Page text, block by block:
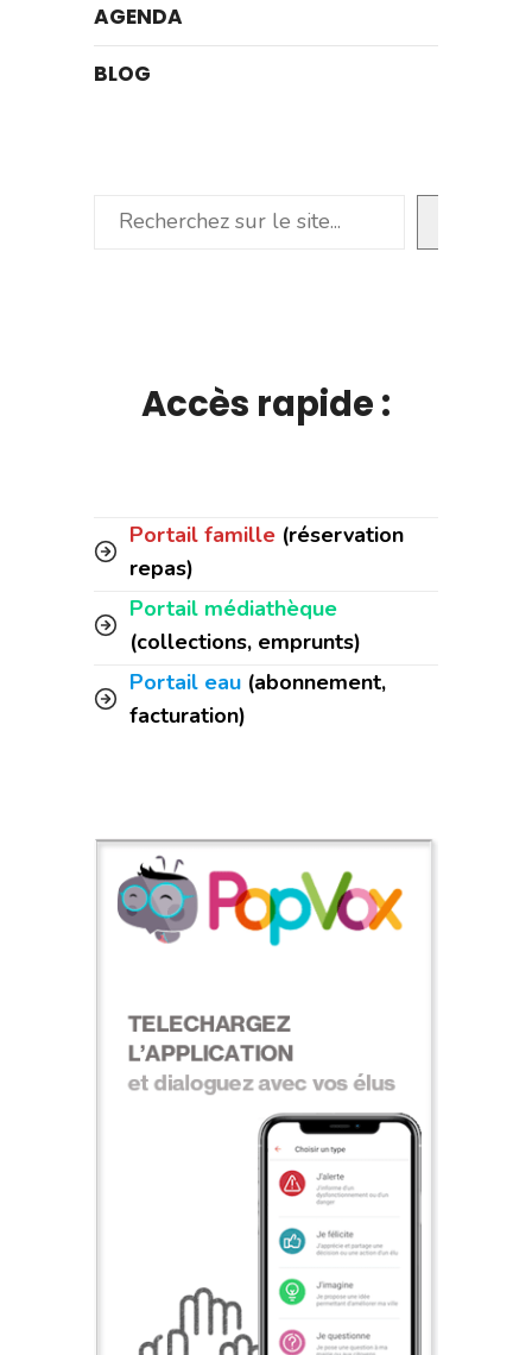
AGENDA
BLOG
Rechercher
Accès rapide :
Portail famille (réservation
repas)
Portail médiathèque
(collections, emprunts)
Portail eau (abonnement,
facturation)